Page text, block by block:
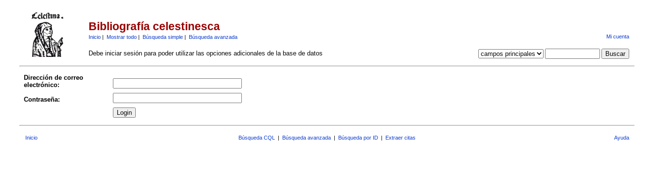
Bibliografía celestinesca
Inicio| Mostrar todo| Búsqueda simple| Búsqueda avanzada Mi cuenta
Debe iniciar sesión para poder utilizar las opciones adicionales de la base de datos
Dirección de correo
electrónico:
Contraseña:
Inicio Búsqueda CQL | Búsqueda avanzada | Búsqueda por ID | Extraer citas Ayuda